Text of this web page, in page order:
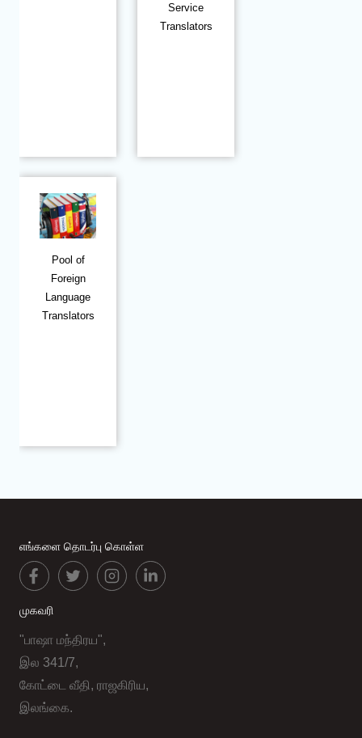
Service
Translators
Pool of
Foreign
Language
Translators
எங்களை தொடர்பு கொள்ள
முகவரி
"பாஷா மந்திரய",
இல 341/7,
கோட்டை வீதி, ராஜகிரிய,
இலங்கை.